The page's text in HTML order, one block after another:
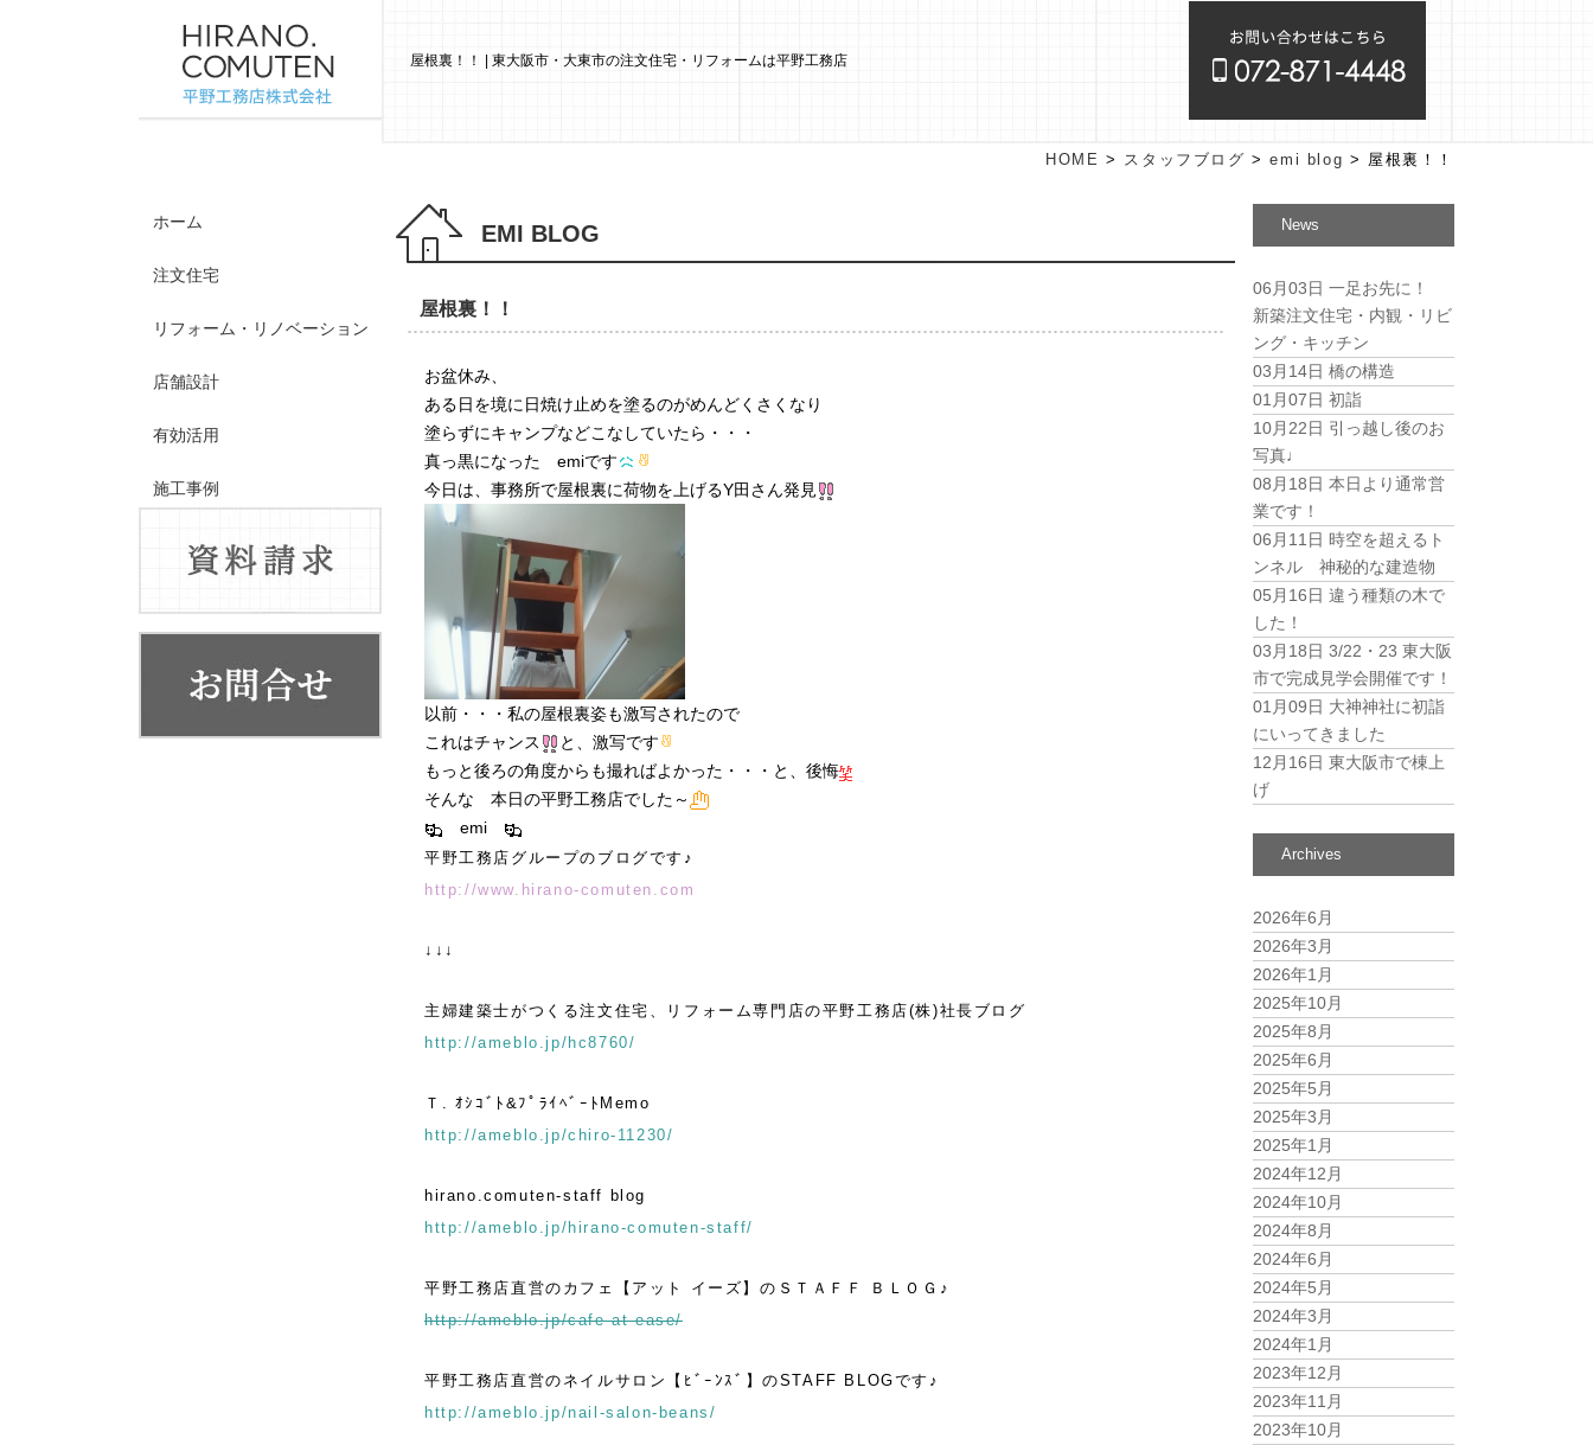
屋根裏！！ | 東大阪市・大東市の注文住宅・リフォームは平野工務店
ホーム
注文住宅
リフォーム・リノベーション
店舗設計
有効活用
施工事例
お客様の声
HOME > スタッフブログ >emi blog > 屋根裏！！
EMI BLOG
屋根裏！！
お盆休み、
ある日を境に日焼け止めを塗るのがめんどくさくなり
塗らずにキャンプなどこなしていたら・・・
真っ黒になった emiです
今日は、事務所で屋根裏に荷物を上げるY田さん発見
以前・・・私の屋根裏姿も激写されたので
これはチャンス
と、激写です
もっと後ろの角度からも撮ればよかった・・・と、後悔
そんな 本日の平野工務店でした～
emi
平野工務店グループのブログです♪
http://www.hirano-comuten.com
↓↓↓
主婦建築士がつくる注文住宅、リフォーム専門店の平野工務店(株)社長ブログ
http://ameblo.jp/hc8760/
Ｔ. ｵｼｺﾞﾄ&ﾌﾟﾗｲﾍﾞｰﾄMemo
http://ameblo.jp/chiro-11230/
hirano.comuten-staff blog
http://ameblo.jp/hirano-comuten-staff/
平野工務店直営のカフェ【アット イーズ】のＳＴＡＦＦ ＢＬＯＧ♪
http://ameblo.jp/cafe-at-ease/
平野工務店直営のネイルサロン【ﾋﾞｰﾝｽﾞ】のSTAFF BLOGです♪
http://ameblo.jp/nail-salon-beans/
News
06月03日 一足お先に！
新築注文住宅・内観・リビ
ング・キッチン
03月14日 橋の構造
01月07日 初詣
10月22日 引っ越し後のお
写真♩
08月18日 本日より通常営
業です！
06月11日 時空を超えるト
ンネル 神秘的な建造物
05月16日 違う種類の木で
した！
03月18日 3/22・23 東大阪
市で完成見学会開催です！
01月09日 大神神社に初詣
にいってきました
12月16日 東大阪市で棟上
げ
Archives
2026年6月
2026年3月
2026年1月
2025年10月
2025年8月
2025年6月
2025年5月
2025年3月
2025年1月
2024年12月
2024年10月
2024年8月
2024年6月
2024年5月
2024年3月
2024年1月
2023年12月
2023年11月
2023年10月